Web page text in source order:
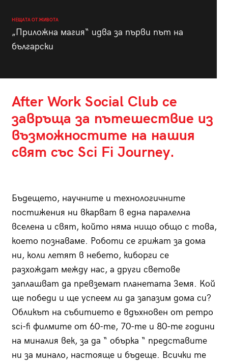
НЕЩАТА ОТ ЖИВОТА
„Приложна магия“ идва за първи път на
български
After Work Social Club се
завръща за пътешествие из
възможностите на нашия
свят със Sci Fi Journey.
Бъдещето, научните и технологичните
постижения ни вкарват в една паралелна
вселена и свят, който няма нищо общо с това,
което познаваме. Роботи се грижат за дома
ни, коли летят в небето, киборги се
разхождат между нас, а други светове
заплашват да превземат планетата Земя. Кой
ще победи и ще успеем ли да запазим дома си?
Обликът на събитието е вдъхновен от ретро
sci-fi филмите от 60-те, 70-те и 80-те години
на миналия век, за да “ обърка “ представите
ни за минало, настояще и бъдеще. Всички те